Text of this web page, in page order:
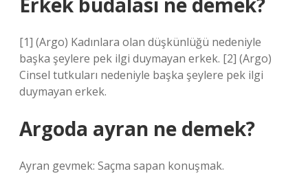
[1] (Argo) Kadınlara olan düşkünlüğü nedeniyle
başka şeylere pek ilgi duymayan erkek. [2] (Argo)
Cinsel tutkuları nedeniyle başka şeylere pek ilgi
duymayan erkek.
Argoda ayran ne demek?
Ayran gevmek: Saçma sapan konuşmak.